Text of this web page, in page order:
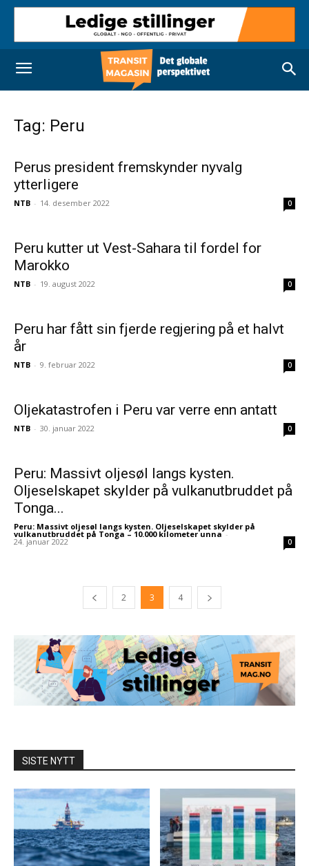
Tag: Peru
Perus president fremskynder nyvalg
ytterligere
NTB - 14. desember 2022 0
Peru kutter ut Vest-Sahara til fordel for
Marokko
NTB - 19. august 2022 0
Peru har fått sin fjerde regjering på et halvt
år
NTB - 9. februar 2022 0
Oljekatastrofen i Peru var verre enn antatt
NTB - 30. januar 2022 0
Peru: Massivt oljesøl langs kysten.
Oljeselskapet skylder på vulkanutbruddet på
Tonga...
Peru: Massivt oljesøl langs kysten. Oljeselskapet skylder på
vulkanutbruddet på Tonga – 10.000 kilometer unna -
24. januar 2022 0
2 3 4
SISTE NYTT